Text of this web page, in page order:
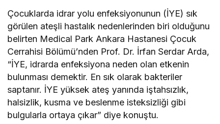
Çocuklarda idrar yolu enfeksiyonunun (İYE) sık
görülen ateşli hastalık nedenlerinden biri olduğunu
belirten Medical Park Ankara Hastanesi Çocuk
Cerrahisi Bölümü’nden Prof. Dr. İrfan Serdar Arda,
“İYE, idrarda enfeksiyona neden olan etkenin
bulunması demektir. En sık olarak bakteriler
saptanır. İYE yüksek ateş yanında iştahsızlık,
halsizlik, kusma ve beslenme isteksizliği gibi
bulgularla ortaya çıkar” diye konuştu.